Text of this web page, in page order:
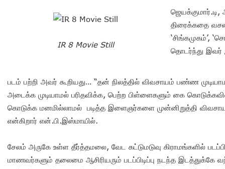
IR 8 Movie Still
திரைக்கதை
‘சிங்கமுகம்’,
தொடர்ந்து இவர்
படம் பற்றி அவர் கூறியது… “தன் நிலத்தில் விவசாயம் பண்ண
அடைக்க முடியாமல் பரிதவிக்க, பெற்ற பிள்ளைகளும் கை
கொடுக்க மனமில்லாமல் படித்த இளைஞர்களை முன்னிறுத்தி
என்கிறார் என்.பி.இஸ்மாயில்.
சேலம் அருகே உள்ள தீர்த்தமலை, வேட கட்டுமடுவு கிராமங்களில்
மாணவர்களும் தலைமை ஆசிரியரும் படப்பிடிப்பு நடந்த